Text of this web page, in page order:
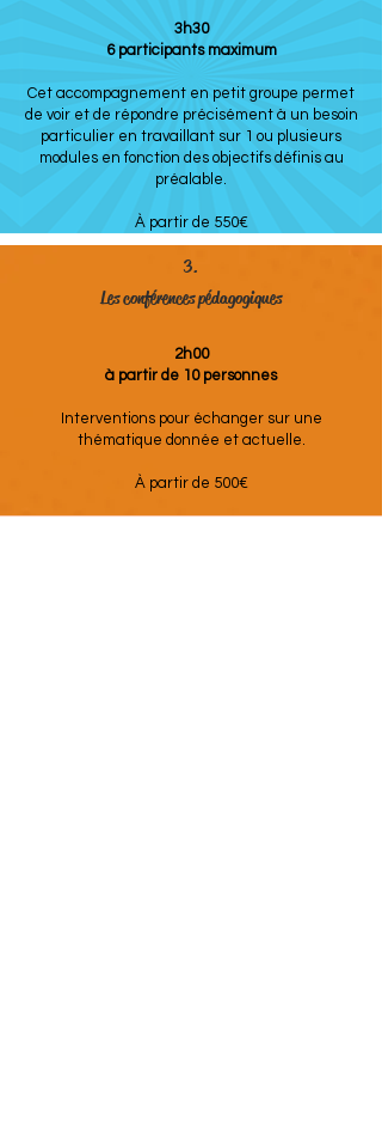
3h30
6 participants maximum
Cet accompagnement en petit groupe permet
de voir et de répondre précisément à un besoin
particulier en travaillant sur 1 ou plusieurs
modules en fonction des objectifs définis au
préalable.
À partir de 550€
3.
Les conférences pédagogiques
2h00
à partir de 10 personnes
Interventions pour échanger sur une
thématique donnée et actuelle.
À partir de 500€